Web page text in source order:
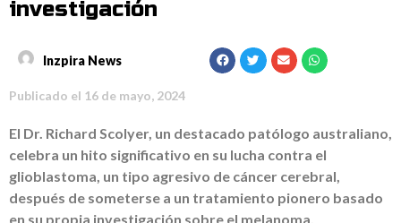
investigación
Inzpira News
Publicado el 16 de mayo, 2024
El Dr. Richard Scolyer, un destacado patólogo australiano,
celebra un hito significativo en su lucha contra el
glioblastoma, un tipo agresivo de cáncer cerebral,
después de someterse a un tratamiento pionero basado
en su propia investigación sobre el melanoma.